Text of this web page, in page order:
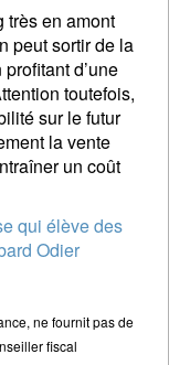
très en amont
peut sortir de la
d’une
toutefois,
sur le futur
la vente
un coût
qui élève des
Odier
ne fournit pas de
fiscal